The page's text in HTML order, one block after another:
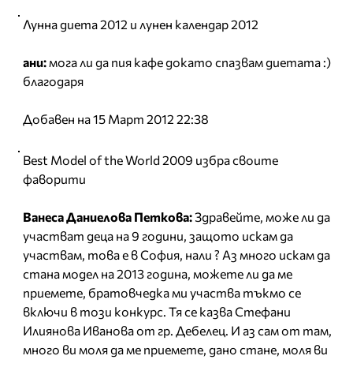
Лунна диета 2012 и лунен календар 2012
ани:мога ли да пия кафе докато спазвам диетата :)
благодаря
Добавен на 15 Март 2012 22:38
Best Model of the World 2009 избра своите
фаворити
Ванеса Даниелова Петкова:Здравейте, може ли да
участват деца на 9 години, защото искам да
участвам, това е в София, нали ? Аз много искам да
стана модел на 2013 година, можете ли да ме
приемете, братовчедка ми участва тъкмо се
включи в този конкурс. Тя се казва Стефани
Илиянова Иванова от гр. Дебелец. И аз сам от там,
много ви моля да ме приемете, дано стане, моля ви